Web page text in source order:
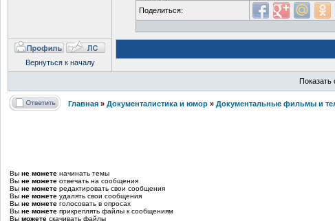
Поделиться:
Вернуться к началу
Главная » Документалистика и юмор » Документальные фильмы и
Вы не можете начинать темы
Вы не можете отвечать на сообщения
Вы не можете редактировать свои сообщения
Вы не можете удалять свои сообщения
Вы не можете голосовать в опросах
Вы не можете прикреплять файлы к сообщениям
Вы можете скачивать файлы